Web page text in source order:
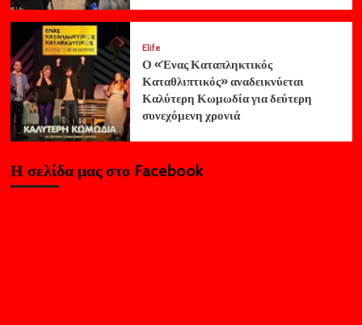
Elife
Ο «Ένας Καταπληκτικός
Καταθλιπτικός» αναδεικνύεται
Καλύτερη Κωμωδία για δεύτερη
συνεχόμενη χρονιά
Η σελίδα μας στο Facebook